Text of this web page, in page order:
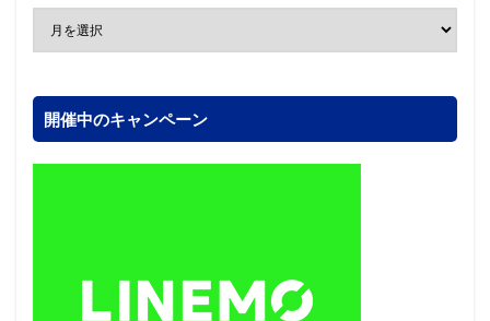
開催中のキャンペーン